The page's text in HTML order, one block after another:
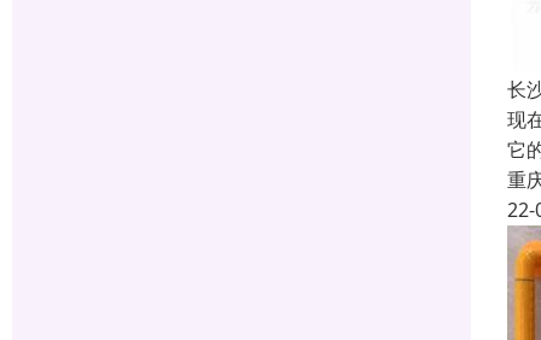
长
现
它
重
22-